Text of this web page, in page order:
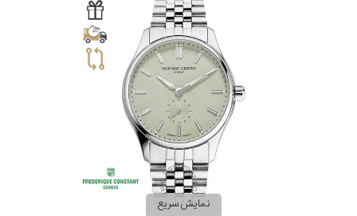
نمایش سریع